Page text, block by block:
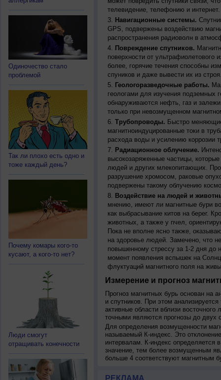
Одиночество стало
проблемой
Так ли плохо есть одно и
тоже каждый день?
Почему комары кого-то
кусают, а кого-то нет?
Люди смогут
отращивать конечности
телевидение, телефонию и интернет.
Навигационные системы.
GPS, подвержены воздействию
распространения радиоволн в
Повреждение спутников.
поверхности от ультрафиолетового
более, горячие течения способны
спуников и даже вывести их из
Геологоразведочные работы.
геологами для изучения подземных
обнаруживаются нефть, газ и
только при невозмущенном
Трубопроводы. Быстро
магнитноиндуцированные токи в
расхода воды и усилению коррозии
Радиационное облучение.
высокозаряженные частицы,
людей и других млекопитающих.
разрушение хромосом, раковые
подвержены такому облучению
Воздействие на людей и
мнению, имеют ли магнитные бури
как выбрасывание китов на берег.
животных, а также у пчел,
Пока не вполне ясно также,
на здоровье людей. Замечено, что
повышенному стрессу за 1-2 дня до
момент появления вспышек на
флуктуаций магнитного поля на
Измерение и прогноз
Прогноз магнитных бурь основан на
и спутников. При этом
активные области вблизи
точными являются прогнозы до двух
Для определения возмущенности
называемый К-индекс. Это
интервалам. К-индекс определяется
значение, тем более возмущенным
больше 4 соответствуют магнитным
РЕКЛАМА